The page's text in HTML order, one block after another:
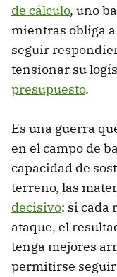
de cálculo, uno
mientras obliga
seguir
tensionar su
presupuesto.
Es una guerra
en el campo de
capacidad de
terreno, las
decisivo: si cada
ataque, el
tenga mejores
permitirse